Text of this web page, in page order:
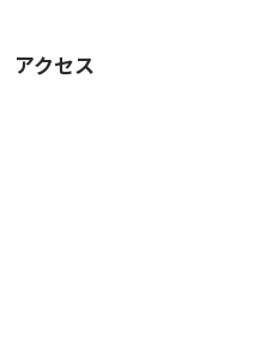
ピーラー×2
アクセス